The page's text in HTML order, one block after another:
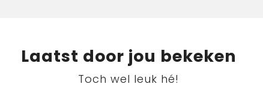
Laatst door jou bekeken
Toch wel leuk hé!